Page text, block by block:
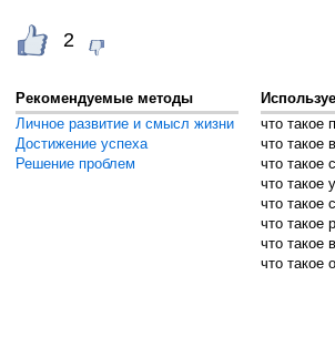
2
Рекомендуемые методы
Личное развитие и смысл жизни
Достижение успеха
Решение проблем
что такое
что такое
что такое
что такое
что такое
что такое
что такое
что такое